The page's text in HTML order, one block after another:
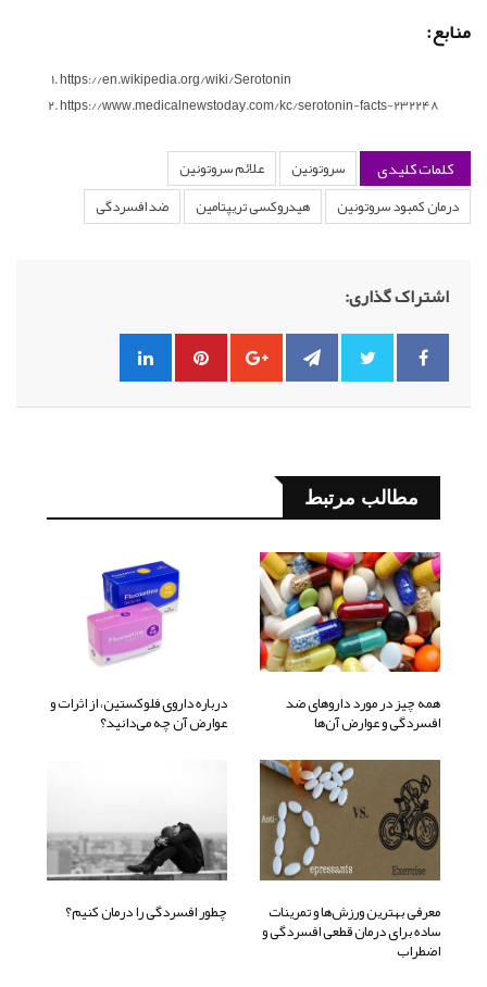
منابع:
https://en.wikipedia.org/wiki/Serotonin
https://www.medicalnewstoday.com/kc/serotonin-facts-232248
کلمات کلیدی سروتونین
علائم سروتونین
درمان کمبود سروتونین
هیدروکسی تریپتامین ضد افسردگی
اشتراک گذاری:
مطالب مرتبط
همه چیز در مورد داروهای ضد
افسردگی و عوارض آن‌ها
درباره داروی فلوکستین، از اثرات و
عوارض آن چه می‌دانید؟
معرفی بهترین ورزش‌ها و تمرینات
ساده برای درمان قطعی افسردگی و
اضطراب
چطور افسردگی را درمان کنیم؟